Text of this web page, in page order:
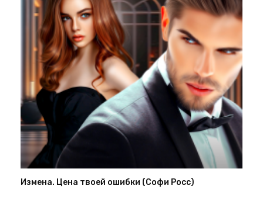
Измена. Цена твоей ошибки (Софи Росс)